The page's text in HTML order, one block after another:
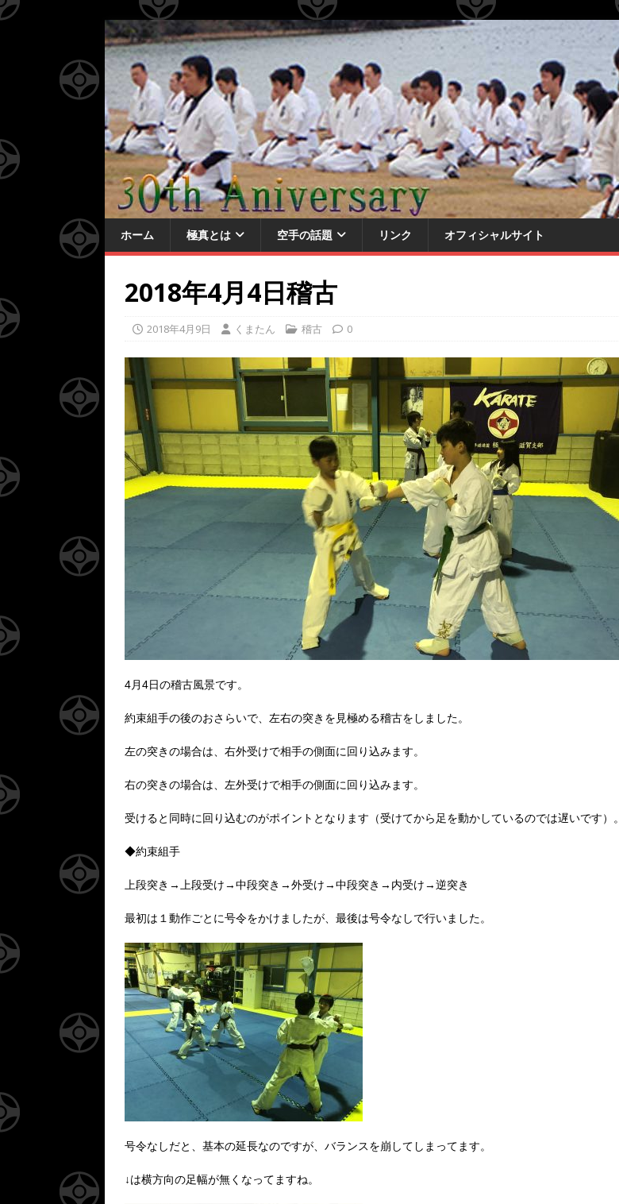
ホーム 極真とは 空手の話題 リンク オフィシャルサイト
2018年4月4日稽古
2018年4月9日 くまたん 稽古 0
4月4日の稽古風景です。
約束組手の後のおさらいで、左右の突きを見極める稽古をしました。
左の突きの場合は、右外受けで相手の側面に回り込みます。
右の突きの場合は、左外受けで相手の側面に回り込みます。
受けると同時に回り込むのがポイントとなります（受けてから足を動かしているのでは遅いです）。
◆約束組手
上段突き→上段受け→中段突き→外受け→中段突き→内受け→逆突き
最初は１動作ごとに号令をかけましたが、最後は号令なしで行いました。
号令なしだと、基本の延長なのですが、バランスを崩してしまってます。
↓は横方向の足幅が無くなってますね。